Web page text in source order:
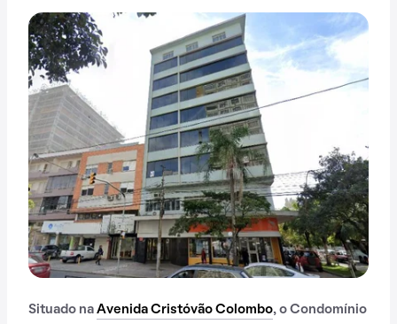
Situado na Avenida Cristóvão Colombo, o Condomínio